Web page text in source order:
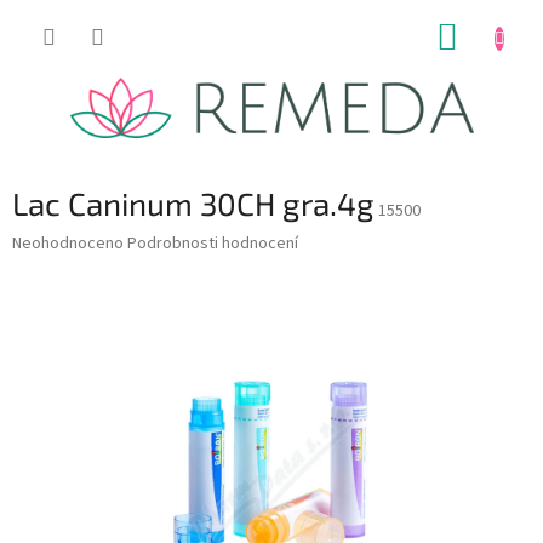
Lac Caninum 30CH gra.4g 15500
Průměrné
Neohodnoceno Podrobnosti hodnocení